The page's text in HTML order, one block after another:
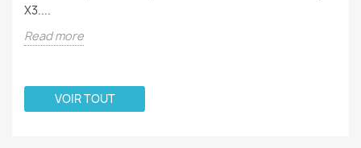
X3....
Read more
VOIR TOUT